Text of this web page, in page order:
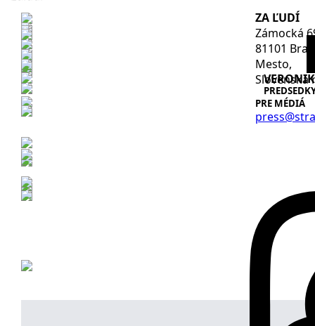
ZA ĽUDÍ
Zámocká
81101
Mesto,
Slovenská
PRE MÉDIÁ